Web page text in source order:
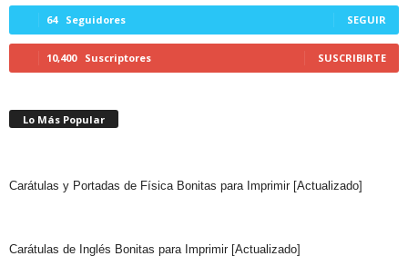
64 Seguidores SEGUIR
10,400 Suscriptores SUSCRIBIRTE
Lo Más Popular
Carátulas y Portadas de Física Bonitas para Imprimir [Actualizado]
Carátulas de Inglés Bonitas para Imprimir [Actualizado]